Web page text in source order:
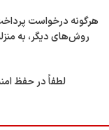
هرگونه درخواست
روش‌های دیگر، به
لطفاً در حفظ